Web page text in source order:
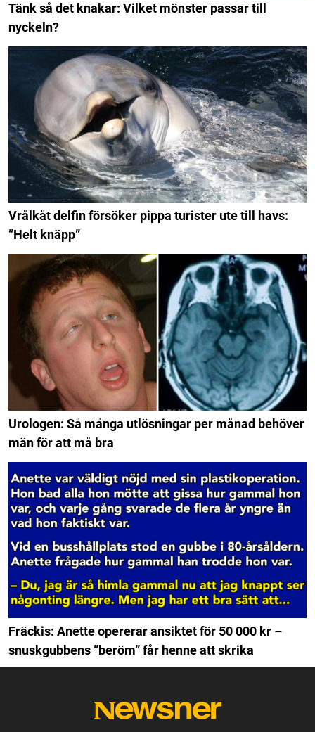
Tänk så det knakar: Vilket mönster passar till
nyckeln?
Vrålkåt delfin försöker pippa turister ute till havs:
”Helt knäpp”
Urologen: Så många utlösningar per månad behöver
män för att må bra
Fräckis: Anette opererar ansiktet för 50 000 kr –
snuskgubbens ”beröm” får henne att skrika